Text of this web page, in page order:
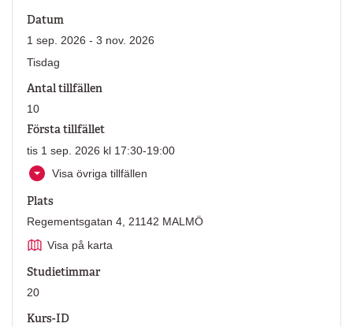
Datum
1 sep. 2026 - 3 nov. 2026
Tisdag
Antal tillfällen
10
Första tillfället
tis 1 sep. 2026 kl 17:30-19:00
Visa övriga tillfällen
Plats
Regementsgatan 4, 21142 MALMÖ
Visa på karta
Studietimmar
20
Kurs-ID